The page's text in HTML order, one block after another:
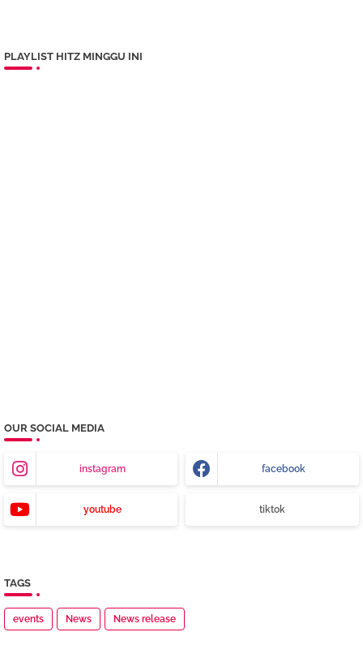
PLAYLIST HITZ MINGGU INI
OUR SOCIAL MEDIA
instagram facebook
youtube tiktok
TAGS
events News News release